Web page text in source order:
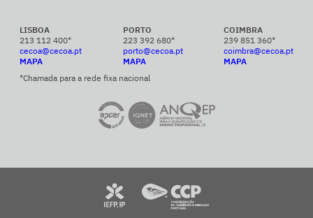
LISBOA
213 112 400*
cecoa@cecoa.pt
MAPA
PORTO
223 392 680*
porto@cecoa.pt
MAPA
COIMBRA
239 851 360*
coimbra@cecoa.pt
MAPA
*Chamada para a rede fixa nacional